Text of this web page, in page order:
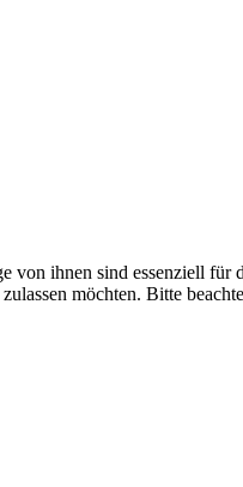
von ihnen sind essenziell
möchten. Bitte